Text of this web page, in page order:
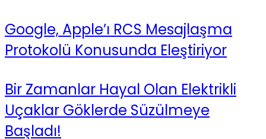
Google, Apple’ı RCS Mesajlaşma
Protokolü Konusunda Eleştiriyor
Bir Zamanlar Hayal Olan Elektrikli
Uçaklar Göklerde Süzülmeye
Başladı!